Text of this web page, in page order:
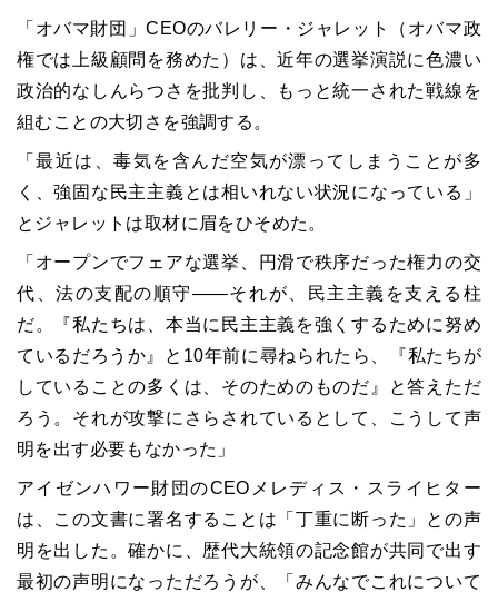
「オバマ財団」CEOのバレリー・ジャレット（オバマ政
権では上級顧問を務めた）は、近年の選挙演説に色濃い
政治的なしんらつさを批判し、もっと統一された戦線を
組むことの大切さを強調する。
「最近は、毒気を含んだ空気が漂ってしまうことが多
く、強固な民主主義とは相いれない状況になっている」
とジャレットは取材に眉をひそめた。
「オープンでフェアな選挙、円滑で秩序だった権力の交
代、法の支配の順守――それが、民主主義を支える柱
だ。『私たちは、本当に民主主義を強くするために努め
ているだろうか』と10年前に尋ねられたら、『私たちが
していることの多くは、そのためのものだ』と答えただ
ろう。それが攻撃にさらされているとして、こうして声
明を出す必要もなかった」
アイゼンハワー財団のCEOメレディス・スライヒター
は、この文書に署名することは「丁重に断った」との声
明を出した。確かに、歴代大統領の記念館が共同で出す
最初の声明になっただろうが、「みんなでこれについて